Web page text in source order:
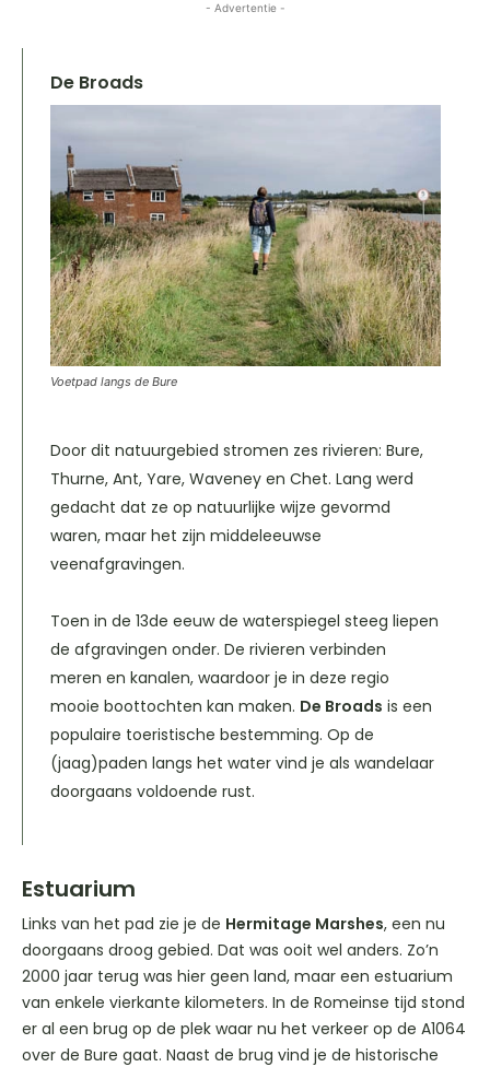
- Advertentie -
De Broads
Voetpad langs de Bure
Door dit natuurgebied stromen zes rivieren: Bure,
Thurne, Ant, Yare, Waveney en Chet. Lang werd
gedacht dat ze op natuurlijke wijze gevormd
waren, maar het zijn middeleeuwse
veenafgravingen.
Toen in de 13de eeuw de waterspiegel steeg liepen
de afgravingen onder. De rivieren verbinden
meren en kanalen, waardoor je in deze regio
mooie boottochten kan maken. De Broads is een
populaire toeristische bestemming. Op de
(jaag)paden langs het water vind je als wandelaar
doorgaans voldoende rust.
Estuarium
Links van het pad zie je de Hermitage Marshes, een nu
doorgaans droog gebied. Dat was ooit wel anders. Zo’n
2000 jaar terug was hier geen land, maar een estuarium
van enkele vierkante kilometers. In de Romeinse tijd stond
er al een brug op de plek waar nu het verkeer op de A1064
over de Bure gaat. Naast de brug vind je de historische